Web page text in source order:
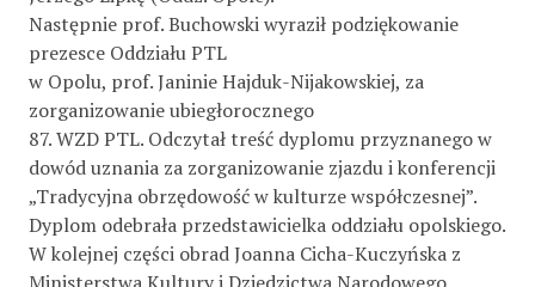
Następnie prof. Buchowski wyraził podziękowanie
prezesce Oddziału PTL
w Opolu, prof. Janinie Hajduk-Nijakowskiej, za
zorganizowanie ubiegłorocznego
87. WZD PTL. Odczytał treść dyplomu przyznanego w
dowód uznania za zorganizowanie zjazdu i konferencji
„Tradycyjna obrzędowość w kulturze współczesnej”.
Dyplom odebrała przedstawicielka oddziału opolskiego.
W kolejnej części obrad Joanna Cicha-Kuczyńska z